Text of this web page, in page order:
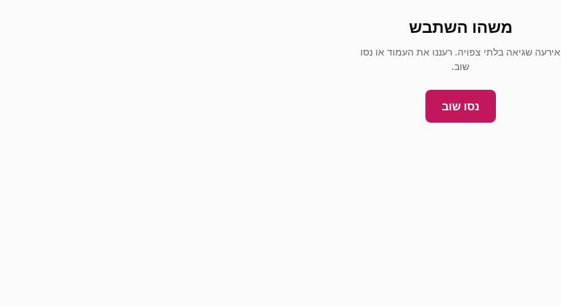
משהו השתבש
אירעה שגיאה בלתי צפויה. רעננו את העמוד או נסו
שוב.
נסו שוב